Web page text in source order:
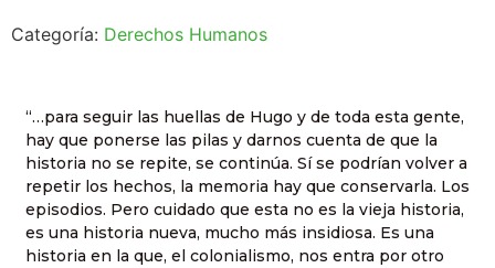
Categoría: Derechos Humanos
“…para seguir las huellas de Hugo y de toda esta gente,
hay que ponerse las pilas y darnos cuenta de que la
historia no se repite, se continúa. Sí se podrían volver a
repetir los hechos, la memoria hay que conservarla. Los
episodios. Pero cuidado que esta no es la vieja historia,
es una historia nueva, mucho más insidiosa. Es una
historia en la que, el colonialismo, nos entra por otro